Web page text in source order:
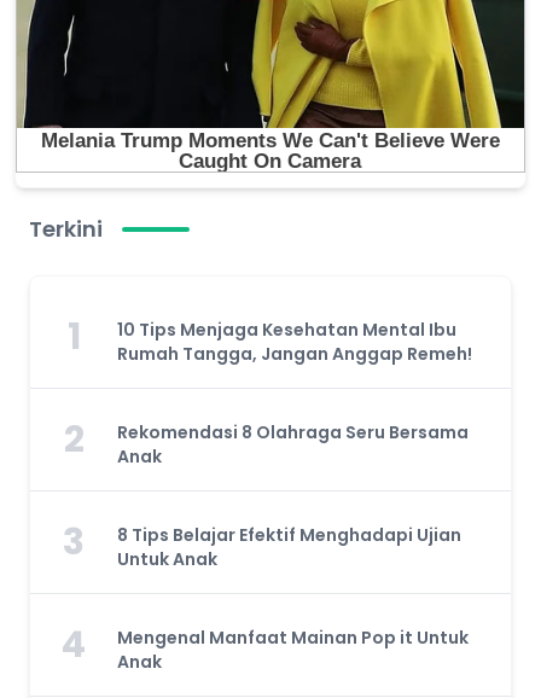
Terkini
1
10 Tips Menjaga Kesehatan Mental Ibu
Rumah Tangga, Jangan Anggap Remeh!
2
Rekomendasi 8 Olahraga Seru Bersama
Anak
3
8 Tips Belajar Efektif Menghadapi Ujian
Untuk Anak
4
Mengenal Manfaat Mainan Pop it Untuk
Anak